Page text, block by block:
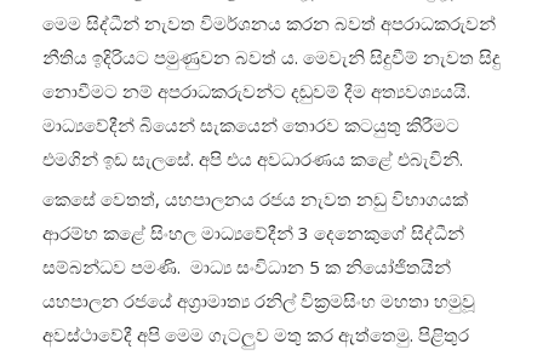
මෙම සිද්ධීන් නැවත විමර්ශනය කරන බවත් අපරාධකරුවන්
නීතිය ඉදිරියට පමුණුවන බවත් ය. මෙවැනි සිදුවීම් නැවත සිදු
නොවීමට නම් අපරාධකරුවන්ට දඬුවම් දීම අත්‍යවශ්‍යයයි.
මාධ්‍යවේදීන් බියෙන් සැකයෙන් තොරව කටයුතු කිරීමට
එමගින් ඉඩ සැලසේ. අපි එය අවධාරණය කළේ එබැවිනි.
කෙසේ වෙතත්, යහපාලනය රජය නැවත නඩු විභාගයක්
ආරම්භ කළේ සිංහල මාධ්‍යවේදීන් 3 දෙනෙකුගේ සිද්ධීන්
සම්බන්ධව පමණි. මාධ්‍ය සංවිධාන 5 ක නියෝජිතයින්
යහපාලන රජයේ අග්‍රාමාත්‍ය රනිල් වික්‍රමසිංහ මහතා හමුවූ
අවස්ථාවේදී අපි මෙම ගැටලු‍ව මතු කර ඇත්තෙමු. පිළිතුර